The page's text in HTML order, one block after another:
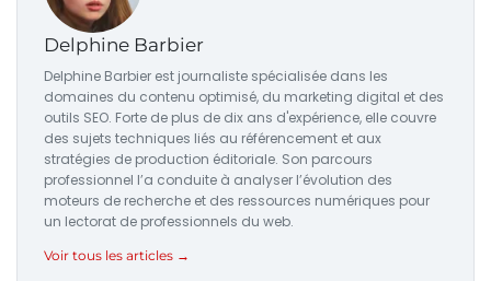
Delphine Barbier
Delphine Barbier est journaliste spécialisée dans les
domaines du contenu optimisé, du marketing digital et des
outils SEO. Forte de plus de dix ans d'expérience, elle couvre
des sujets techniques liés au référencement et aux
stratégies de production éditoriale. Son parcours
professionnel l’a conduite à analyser l’évolution des
moteurs de recherche et des ressources numériques pour
un lectorat de professionnels du web.
Voir tous les articles →